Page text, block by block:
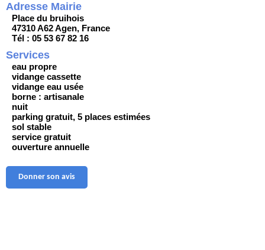
Adresse Mairie
Place du bruihois
47310 A62 Agen, France
Tél : 05 53 67 82 16
Services
eau propre
vidange cassette
vidange eau usée
borne : artisanale
nuit
parking gratuit, 5 places estimées
sol stable
service gratuit
ouverture annuelle
Donner son avis